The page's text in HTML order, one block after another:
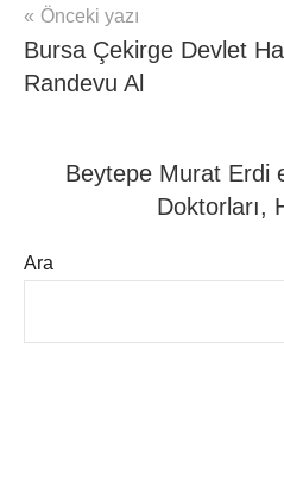
mhrs
Yazı
gezinmesi
Önceki yazı
Bursa Çekirge Devlet
Randevu Al
Beytepe Murat Erdi
Doktorları,
Ara